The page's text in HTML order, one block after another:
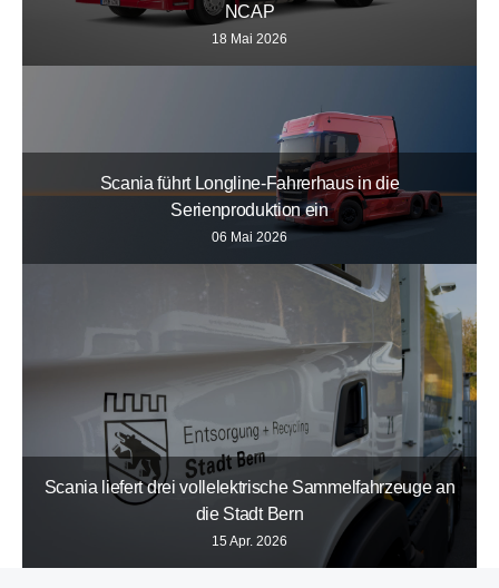
NCAP
18 Mai 2026
Scania führt Longline-Fahrerhaus in die
Serienproduktion ein
06 Mai 2026
Scania liefert drei vollelektrische Sammelfahrzeuge an
die Stadt Bern
15 Apr. 2026